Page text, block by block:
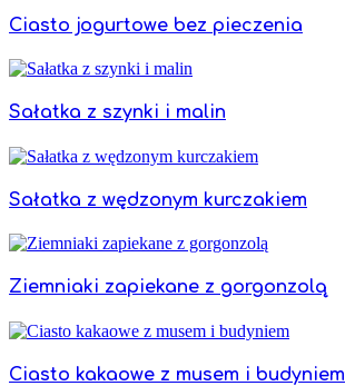
Ciasto jogurtowe bez pieczenia
Sałatka z szynki i malin
Sałatka z wędzonym kurczakiem
Ziemniaki zapiekane z gorgonzolą
Ciasto kakaowe z musem i budyniem